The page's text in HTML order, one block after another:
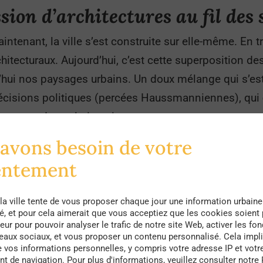
d’architectures au fil des
la ville s’est construite sur elle-même. En
Aujourd’hui, c’est cette superposition
nos paysages urbains. Un doux mélange qui
politiques (percées Haussmanniennes),
pour des solutions innovantes.
qui ornent nos villes n’échappent pas à cette
d’architectes, d’artisans qui sont venus les
Notre Dame de Paris est elle aussi l’oeuvre
l’évêque Maurice de Sully en 1163, dure plus de
Viollet-le-Duc qui est chargé de sa
ont lieu, dont la construction d’une flèche
qui en font aujourd’hui sa célébrité. Aujourd’hui,
besoin de votre
ville tente de vous proposer chaque jour une information
et pour cela aimerait que vous acceptiez que les cookies soient
pour pouvoir analyser le trafic de notre site Web, activer les
sociaux, et vous proposer un contenu personnalisé. Cela
vos informations personnelles, y compris votre adresse IP et
de navigation. Pour plus d'informations, veuillez consulter notre